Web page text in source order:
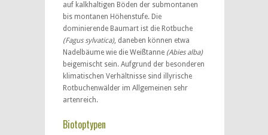
auf kalkhaltigen Böden der submontanen
bis montanen Höhenstufe. Die
dominierende Baumart ist die Rotbuche
(Fagus sylvatica), daneben können etwa
Nadelbäume wie die Weißtanne (Abies alba)
beigemischt sein. Aufgrund der besonderen
klimatischen Verhältnisse sind illyrische
Rotbuchenwälder im Allgemeinen sehr
artenreich.
Biotoptypen